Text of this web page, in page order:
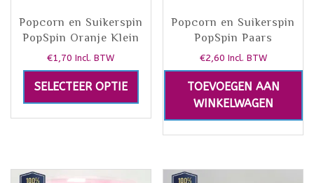
Popcorn en Suikerspin
PopSpin Oranje Klein
€1,70 Incl. BTW
SELECTEER OPTIE
Popcorn en Suikerspin
PopSpin Paars
€2,60 Incl. BTW
TOEVOEGEN AAN
WINKELWAGEN